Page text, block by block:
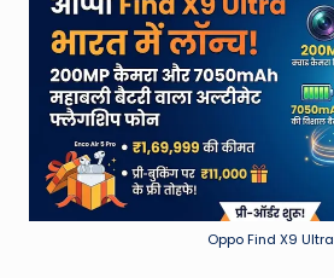
er
,
Oppo Find X9 Ultra